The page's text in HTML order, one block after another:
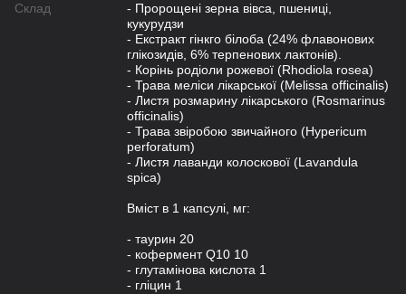
Склад
- Пророщені зерна вівса, пшениці,
кукурудзи
- Екстракт гінкго білоба (24% флавонових
глікозидів, 6% терпенових лактонів).
- Корінь родіоли рожевої (Rhodiola rosea)
- Трава меліси лікарської (Melissa officinalis)
- Листя розмарину лікарського (Rosmarinus
officinalis)
- Трава звіробою звичайного (Hypericum
perforatum)
- Листя лаванди колоскової (Lavandula
spica)
Вміст в 1 капсулі, мг:
- таурин 20
- кофермент Q10 10
- глутамінова кислота 1
- гліцин 1